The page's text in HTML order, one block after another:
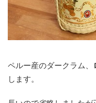
ペルー産のダークラム、
します。